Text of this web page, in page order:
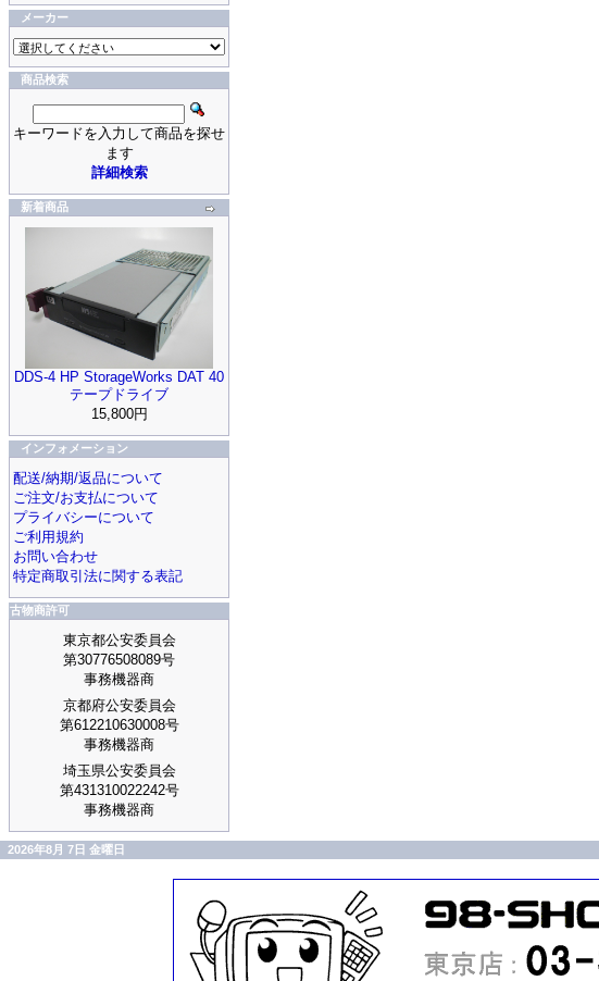
メーカー
商品検索
キーワードを入力して商品を探せ
ます
詳細検索
新着商品
DDS-4 HP StorageWorks DAT 40
テープドライブ
15,800円
インフォメーション
配送/納期/返品について
ご注文/お支払について
プライバシーについて
ご利用規約
お問い合わせ
特定商取引法に関する表記
古物商許可
東京都公安委員会
第30776508089号
事務機器商
京都府公安委員会
第612210630008号
事務機器商
埼玉県公安委員会
第431310022242号
事務機器商
2026年8月 7日 金曜日